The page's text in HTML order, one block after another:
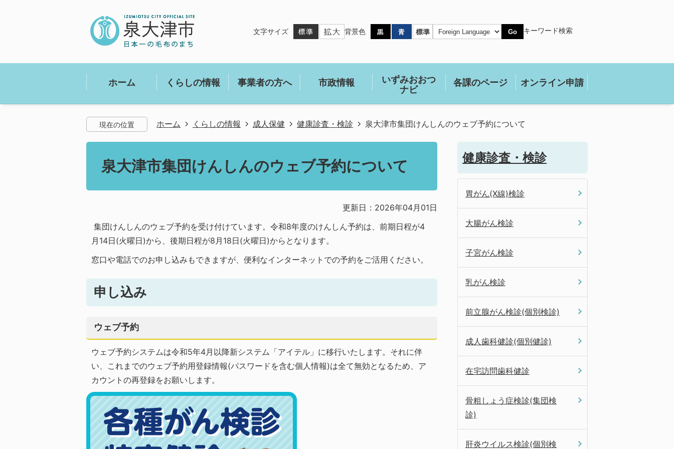
文字サイズ 背景色 Go キーワード検索
ホーム くらしの情報 事業者の方へ 市政情報
いずみおおつ
ナビ
各課のページ オンライン申請
現在の位置 ホーム くらしの情報 成人保健 健康診査・検診 泉大津市集団けんしんのウェブ予約について
泉大津市集団けんしんのウェブ予約について
更新日：2026年04月01日
集団けんしんのウェブ予約を受け付けています。令和8年度のけんしん予約は、前期日程が4
月14日(火曜日)から、後期日程が8月18日(火曜日)からとなります。
窓口や電話でのお申し込みもできますが、便利なインターネットでの予約をご活用ください。
申し込み
ウェブ予約
ウェブ予約システムは令和5年4月以降新システム「アイテル」に移行いたします。それに伴
い、これまでのウェブ予約用登録情報(パスワードを含む個人情報)は全て無効となるため、ア
カウントの再登録をお願いします。
健康診査・検診
胃がん(X線)検診
大腸がん検診
子宮がん検診
乳がん検診
前立腺がん検診(個別検診)
成人歯科健診(個別健診)
在宅訪問歯科健診
骨粗しょう症検診(集団検
診)
肝炎ウイルス検診(個別検